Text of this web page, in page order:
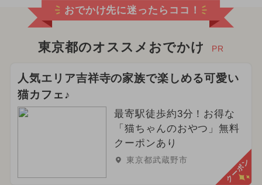
おでかけ先に迷ったらココ！
東京都のオススメおでかけ PR
人気エリア吉祥寺の家族で楽しめる可愛い
猫カフェ♪
最寄駅徒歩約3分！お得な
「猫ちゃんのおやつ」無料
クーポンあり
東京都武蔵野市 クーポン